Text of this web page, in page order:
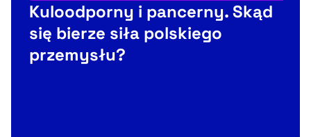
Kuloodporny i pancerny. Skąd
się bierze siła polskiego
przemysłu?